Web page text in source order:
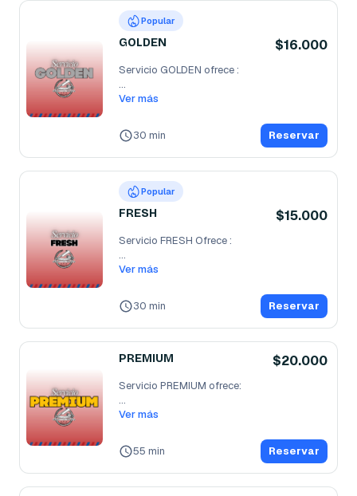
Popular
GOLDEN $16.000
...
Ver más
30 min Reservar
Popular
FRESH $15.000
...
Ver más
30 min Reservar
PREMIUM $20.000
...
Ver más
55 min Reservar